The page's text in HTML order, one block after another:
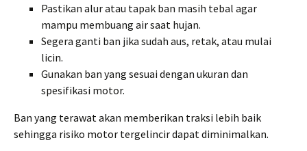
Pastikan alur atau tapak ban masih tebal agar
mampu membuang air saat hujan.
Segera ganti ban jika sudah aus, retak, atau mulai
licin.
Gunakan ban yang sesuai dengan ukuran dan
spesifikasi motor.
Ban yang terawat akan memberikan traksi lebih baik
sehingga risiko motor tergelincir dapat diminimalkan.